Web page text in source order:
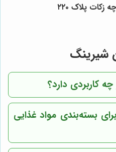
زکات پلاک ۲۲۰
شیرینگ
کاربردی دارد؟
بسته‌بندی مواد غذایی